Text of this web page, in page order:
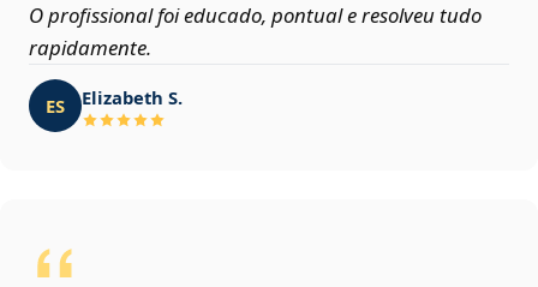
O profissional foi educado, pontual e resolveu tudo
rapidamente.
ES Elizabeth S.